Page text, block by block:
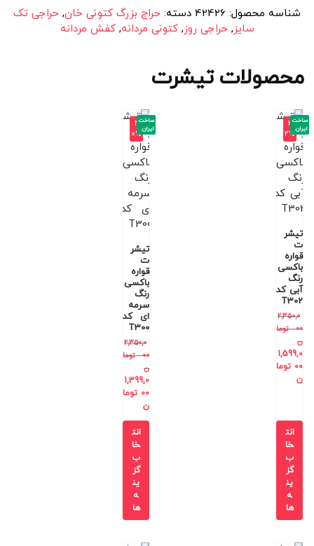
شناسه محصول: 42426 دسته: حراج بزرگ کتونی خان, حراجی تک
سایز, حراجی روز,کتونی مردانه,کفش مردانه
محصولات تیشرت
-3
2%
تیشر
ت
قواره
باکسی
رنگ
آبی کد
T302
2,350,0
00
توما
ن
1,599,0
00 توما
ن
ساخت
ایران
انت
خا
ب
گز
ین
ه
ها
-4
0%
تیشر
ت
قواره
باکسی
رنگ
سرمه
ای کد
T300
2,350,0
00
توما
ن
1,399,0
00 توما
ن
ساخت
ایران
انت
خا
ب
گز
ین
ه
ها